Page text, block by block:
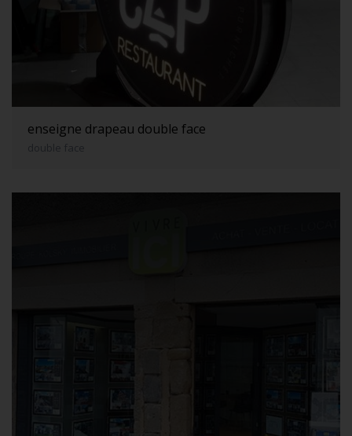
enseigne drapeau double face
double face